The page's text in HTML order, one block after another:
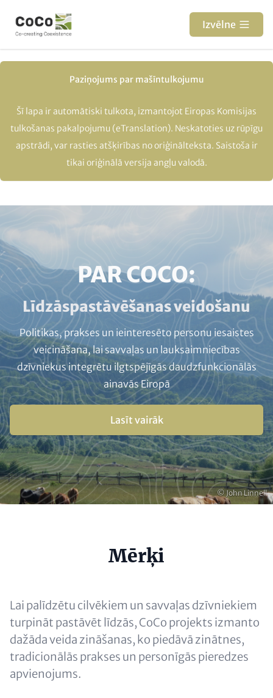
saturu
Izvēlne
Paziņojums par mašīntulkojumu
Šī lapa ir automātiski tulkota, izmantojot Eiropas Komisijas
tulkošanas pakalpojumu (eTranslation). Neskatoties uz rūpīgu
apstrādi, var rasties atšķirības no oriģinālteksta. Saistoša ir
tikai oriģinālā versija angļu valodā.
Autortiesības
© John Linnell
HEADLINE
(OPTIONAL)
PAR COCO:
Subline
(optional)
Līdzāspastāvēšanas veidošanu
Politikas, prakses un ieinteresēto personu iesaistes
veicināšana, lai savvaļas un lauksaimniecības
dzīvniekus integrētu ilgtspējīgās daudzfunkcionālās
ainavās Eiropā
Buttons Lasīt vairāk
Mērķi
Content
Lai palīdzētu cilvēkiem un savvaļas dzīvniekiem
turpināt pastāvēt līdzās, CoCo projekts izmanto
dažāda veida zināšanas, ko piedāvā zinātnes,
tradicionālās prakses un personīgās pieredzes
apvienojums.